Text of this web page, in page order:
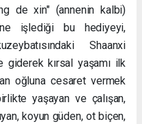
de xin" (annenin kalbi)
işlediği bu hediyeyi,
Shaanxi
giderek kırsal yaşamı ilk
oğluna cesaret vermek
yaşayan ve çalışan,
koyun güden, ot biçen,